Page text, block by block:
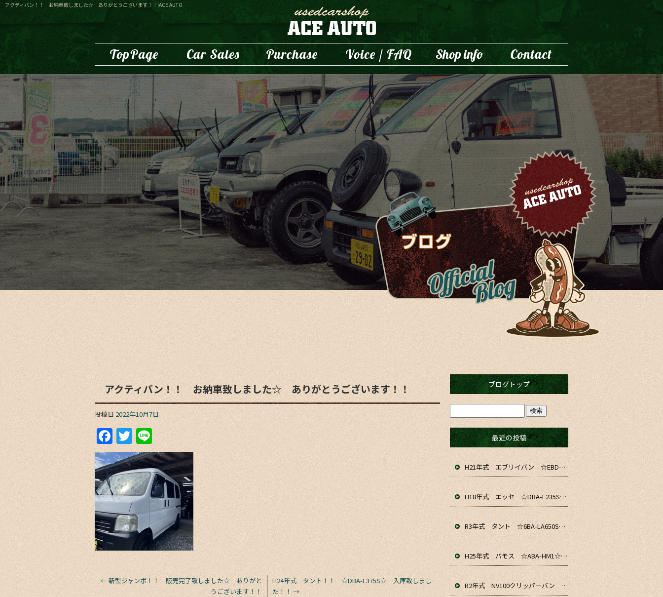
アクティバン！！ お納車致しました☆ ありがとうございます！！|ACE AUTO
アクティバン！！ お納車致しました☆ ありがとうございます！！
投稿日 2022年10月7日
F
a
c
e
b
o
o
k
T
w
itt
er
Li
n
e
←新型ジャンボ！！ 販売完了致しました☆ ありがと
うございます！！
H24年式 タント！！ ☆DBA-L375S☆ 入庫致しまし
た！！ →
ブログトップ
最近の投稿
H21年式 エブリイバン ☆EBD-DA64V☆ 入庫&仕上がりました！！ お仕事や通勤、軽貨物にいかがでしょうか☆
H18年式 エッセ ☆DBA-L235S☆ 入庫&仕上がりました～！ お仕事や通勤、普段のお車にいかがでしょうか☆
R3年式 タント ☆6BA-LA650S☆ 入庫&仕上がりました！！ お仕事や通勤、普段のお車にいかがでしょうか☆
H25年式 バモス ☆ABA-HM1☆ 入庫&仕上がりました！！お仕事や普段のお車にいかがでしょうか☆
R2年式 NV100クリッパーバン ☆HBD-DR17V☆ 入庫&仕上がりました！！ お仕事や趣味、普段のお車にいかがでしょうか☆